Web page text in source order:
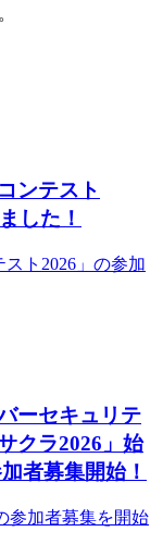
ンテスト
した！
スト2026」の参加
ーセキュリテ
クラ2026」始
者募集開始！
参加者募集を開始